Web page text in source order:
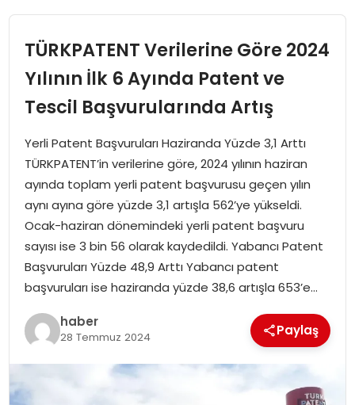
SPOR
MAGAZIN
SPOR
EĞITIM
OTOMOBIL
TEKNOLOJI
TÜRKPATENT Verilerine Göre 2024
Yılının İlk 6 Ayında Patent ve
Tescil Başvurularında Artış
Yerli Patent Başvuruları Haziranda Yüzde 3,1 Arttı
TÜRKPATENT’in verilerine göre, 2024 yılının haziran
ayında toplam yerli patent başvurusu geçen yılın
aynı ayına göre yüzde 3,1 artışla 562’ye yükseldi.
Ocak-haziran dönemindeki yerli patent başvuru
sayısı ise 3 bin 56 olarak kaydedildi. Yabancı Patent
Başvuruları Yüzde 48,9 Arttı Yabancı patent
başvuruları ise haziranda yüzde 38,6 artışla 653’e…
haber
28 Temmuz 2024 Paylaş